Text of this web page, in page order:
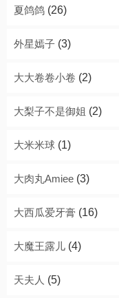
夏鸽鸽 (26)
外星嫣子 (3)
大大卷卷小卷 (2)
大梨子不是御姐 (2)
大米米球 (1)
大肉丸Amiee (3)
大西瓜爱牙膏 (16)
大魔王露儿 (4)
天夫人 (5)